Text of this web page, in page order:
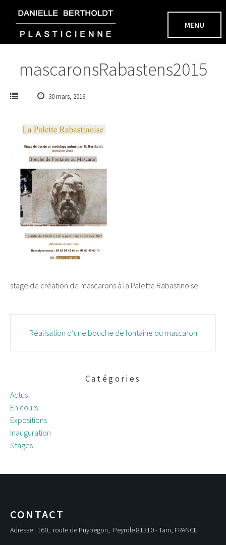
contenu
MENU
mascaronsRabastens2015
30 mars, 2016
stage de création de mascarons à la Palette Rabastinoise
desRéalisation d’une bouche de fontaine ou mascaron
Catégories
Actus
En cours
Expositions
Inauguration
Stages
CONTACT
Adresse : 160, route de Puybegon, Peyrole 81310 - Tarn, FRANCE